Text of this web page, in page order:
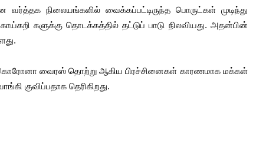
(வீடியோ)
அதிக காலெக்ஷன் செய்த திரைப்படம் ! எங்கு தெரியுமா?
வர்த்தக நிலையங்களில் வைக்கப்பட்டிருந்த பொருட்கள் முடிந்து
களுக்கு தொடக்கத்தில் தட்டுப் பாடு நிலவியது. அதன்பின்
வைரஸ் தொற்று ஆகிய பிரச்சினைகள் காரணமாக மக்கள்
குவிப்பதாக தெரிகிறது.